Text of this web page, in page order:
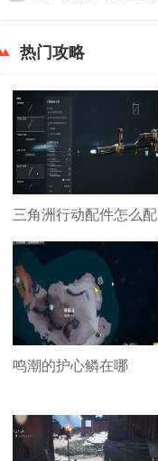
热门攻略
三角洲行动配件怎么配
鸣潮的护心鳞在哪